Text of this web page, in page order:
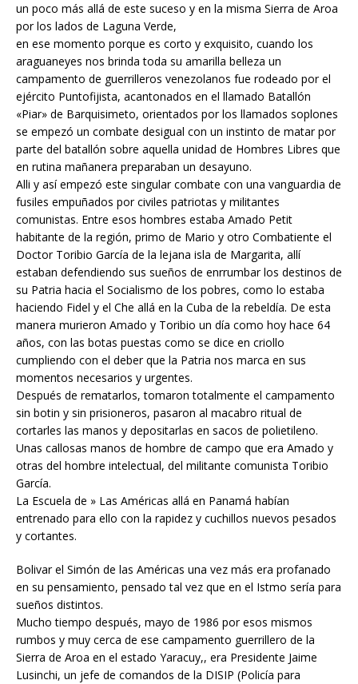
un poco más allá de este suceso y en la misma Sierra de Aroa
por los lados de Laguna Verde,
en ese momento porque es corto y exquisito, cuando los
araguaneyes nos brinda toda su amarilla belleza un
campamento de guerrilleros venezolanos fue rodeado por el
ejército Puntofijista, acantonados en el llamado Batallón
«Piar» de Barquisimeto, orientados por los llamados soplones
se empezó un combate desigual con un instinto de matar por
parte del batallón sobre aquella unidad de Hombres Libres que
en rutina mañanera preparaban un desayuno.
Alli y así empezó este singular combate con una vanguardia de
fusiles empuñados por civiles patriotas y militantes
comunistas. Entre esos hombres estaba Amado Petit
habitante de la región, primo de Mario y otro Combatiente el
Doctor Toribio García de la lejana isla de Margarita, allí
estaban defendiendo sus sueños de enrrumbar los destinos de
su Patria hacia el Socialismo de los pobres, como lo estaba
haciendo Fidel y el Che allá en la Cuba de la rebeldía. De esta
manera murieron Amado y Toribio un día como hoy hace 64
años, con las botas puestas como se dice en criollo
cumpliendo con el deber que la Patria nos marca en sus
momentos necesarios y urgentes.
Después de rematarlos, tomaron totalmente el campamento
sin botin y sin prisioneros, pasaron al macabro ritual de
cortarles las manos y depositarlas en sacos de polietileno.
Unas callosas manos de hombre de campo que era Amado y
otras del hombre intelectual, del militante comunista Toribio
García.
La Escuela de » Las Américas allá en Panamá habían
entrenado para ello con la rapidez y cuchillos nuevos pesados
y cortantes.
Bolivar el Simón de las Américas una vez más era profanado
en su pensamiento, pensado tal vez que en el Istmo sería para
sueños distintos.
Mucho tiempo después, mayo de 1986 por esos mismos
rumbos y muy cerca de ese campamento guerrillero de la
Sierra de Aroa en el estado Yaracuy,, era Presidente Jaime
Lusinchi, un jefe de comandos de la DISIP (Policía para